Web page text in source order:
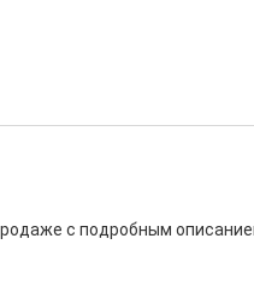
с подробным